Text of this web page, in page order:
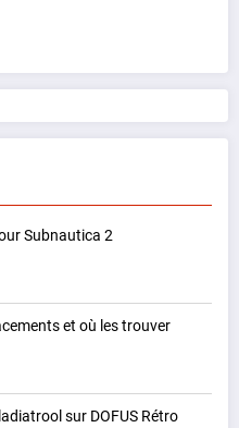
Subnautica 2
et où les trouver
sur DOFUS Rétro